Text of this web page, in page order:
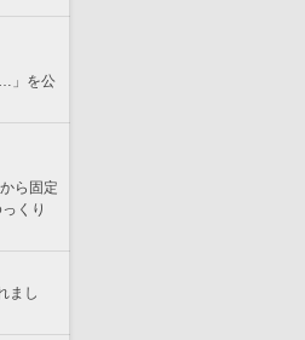
…」を公
ら固定
くり
まし